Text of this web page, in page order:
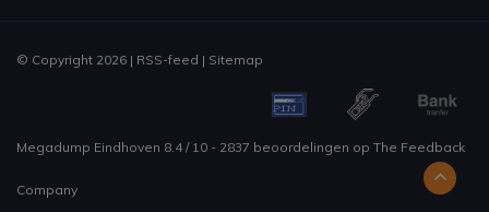
© Copyright 2026 | RSS-feed | Sitemap
Megadump Eindhoven 8.4/ 10 - 2837 beoordelingen op The Feedback
Company